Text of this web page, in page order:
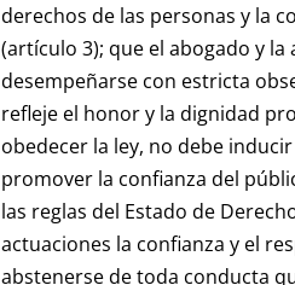
derechos de las personas y la
(artículo 3); que el abogado y
desempeñarse con estricta
refleje el honor y la dignidad
obedecer la ley, no debe
promover la confianza del
las reglas del Estado de
actuaciones la confianza y el
abstenerse de toda conducta